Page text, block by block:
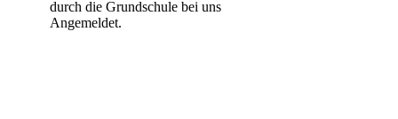
durch die Grundschule bei uns
Angemeldet.